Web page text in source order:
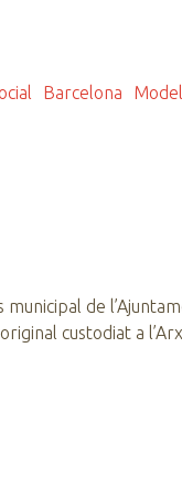
Barcelona
de
custodiat a